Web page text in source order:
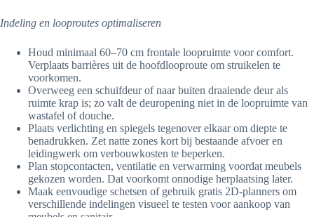
Indeling en looproutes optimaliseren
Houd minimaal 60–70 cm frontale loopruimte voor comfort.
Verplaats barrières uit de hoofdlooproute om struikelen te
voorkomen.
Overweeg een schuifdeur of naar buiten draaiende deur als
ruimte krap is; zo valt de deuropening niet in de loopruimte van
wastafel of douche.
Plaats verlichting en spiegels tegenover elkaar om diepte te
benadrukken. Zet natte zones kort bij bestaande afvoer en
leidingwerk om verbouwkosten te beperken.
Plan stopcontacten, ventilatie en verwarming voordat meubels
gekozen worden. Dat voorkomt onnodige herplaatsing later.
Maak eenvoudige schetsen of gebruik gratis 2D-planners om
verschillende indelingen visueel te testen voor aankoop van